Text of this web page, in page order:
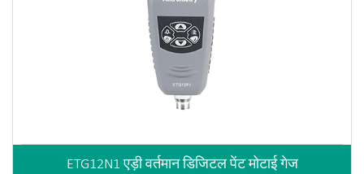
ETG12N1 एड़ी वर्तमान डिजिटल पेंट मोटाई गेज